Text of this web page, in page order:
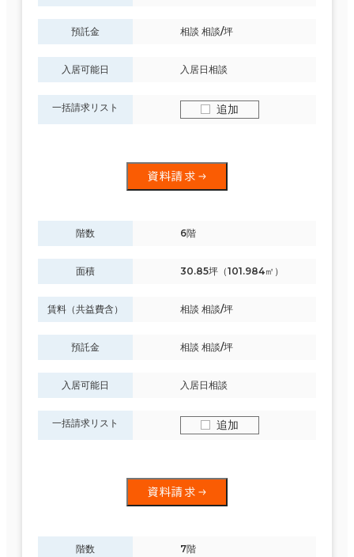
預託金 相談 相談/坪
入居可能日 入居日相談
一括請求リスト 追加
資料請求
階数 6階
面積 30.85坪（101.984㎡）
賃料（共益費含） 相談 相談/坪
預託金 相談 相談/坪
入居可能日 入居日相談
一括請求リスト 追加
資料請求
階数 7階